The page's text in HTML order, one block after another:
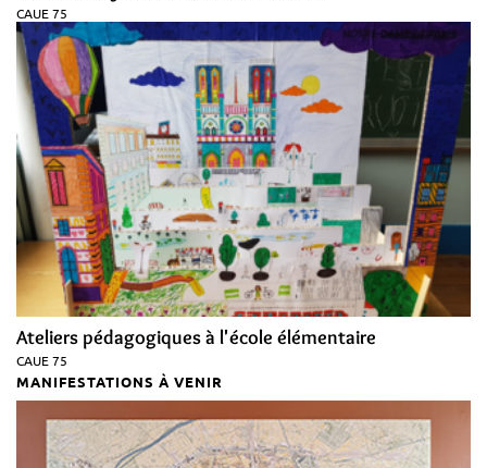
CAUE 75
Ateliers pédagogiques à l'école élémentaire
CAUE 75
MANIFESTATIONS À VENIR